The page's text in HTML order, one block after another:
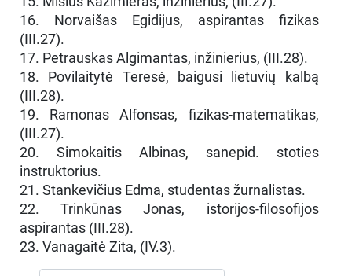
16. Norvaišas Egidijus, aspirantas fizikas
(III.27).
17. Petrauskas Algimantas, inžinierius, (III.28).
18. Povilaitytė Teresė, baigusi lietuvių kalbą
(III.28).
19. Ramonas Alfonsas, fizikas-matematikas,
(III.27).
20. Simokaitis Albinas, sanepid. stoties
instruktorius.
21. Stankevičius Edma, studentas žurnalistas.
22. Trinkūnas Jonas, istorijos-filosofijos
aspirantas (III.28).
23. Vanagaitė Zita, (IV.3).